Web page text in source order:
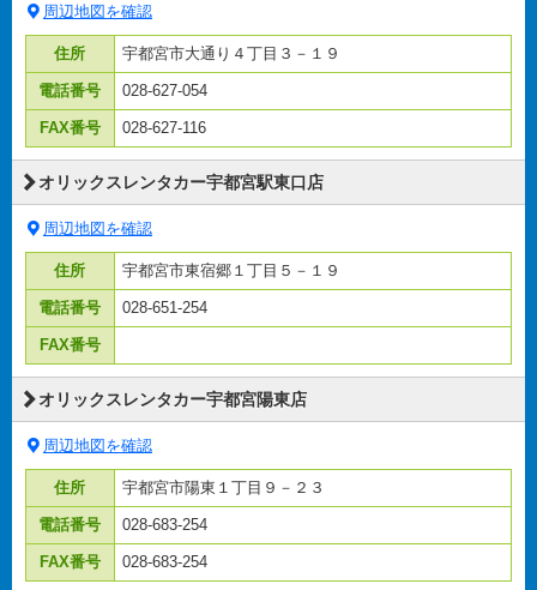
周辺地図を確認
住所 宇都宮市大通り４丁目３－１９
電話番号 028-627-054
FAX番号 028-627-116
オリックスレンタカー宇都宮駅東口店
周辺地図を確認
住所 宇都宮市東宿郷１丁目５－１９
電話番号 028-651-254
FAX番号
オリックスレンタカー宇都宮陽東店
周辺地図を確認
住所 宇都宮市陽東１丁目９－２３
電話番号 028-683-254
FAX番号 028-683-254